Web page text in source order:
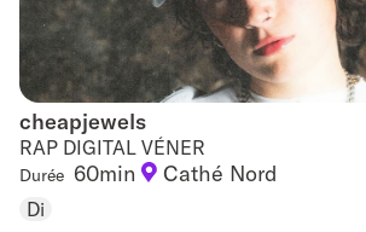
cheapjewels
cheapjewels
RAP DIGITAL VÉNER
Durée 60min Cathé Nord
Di